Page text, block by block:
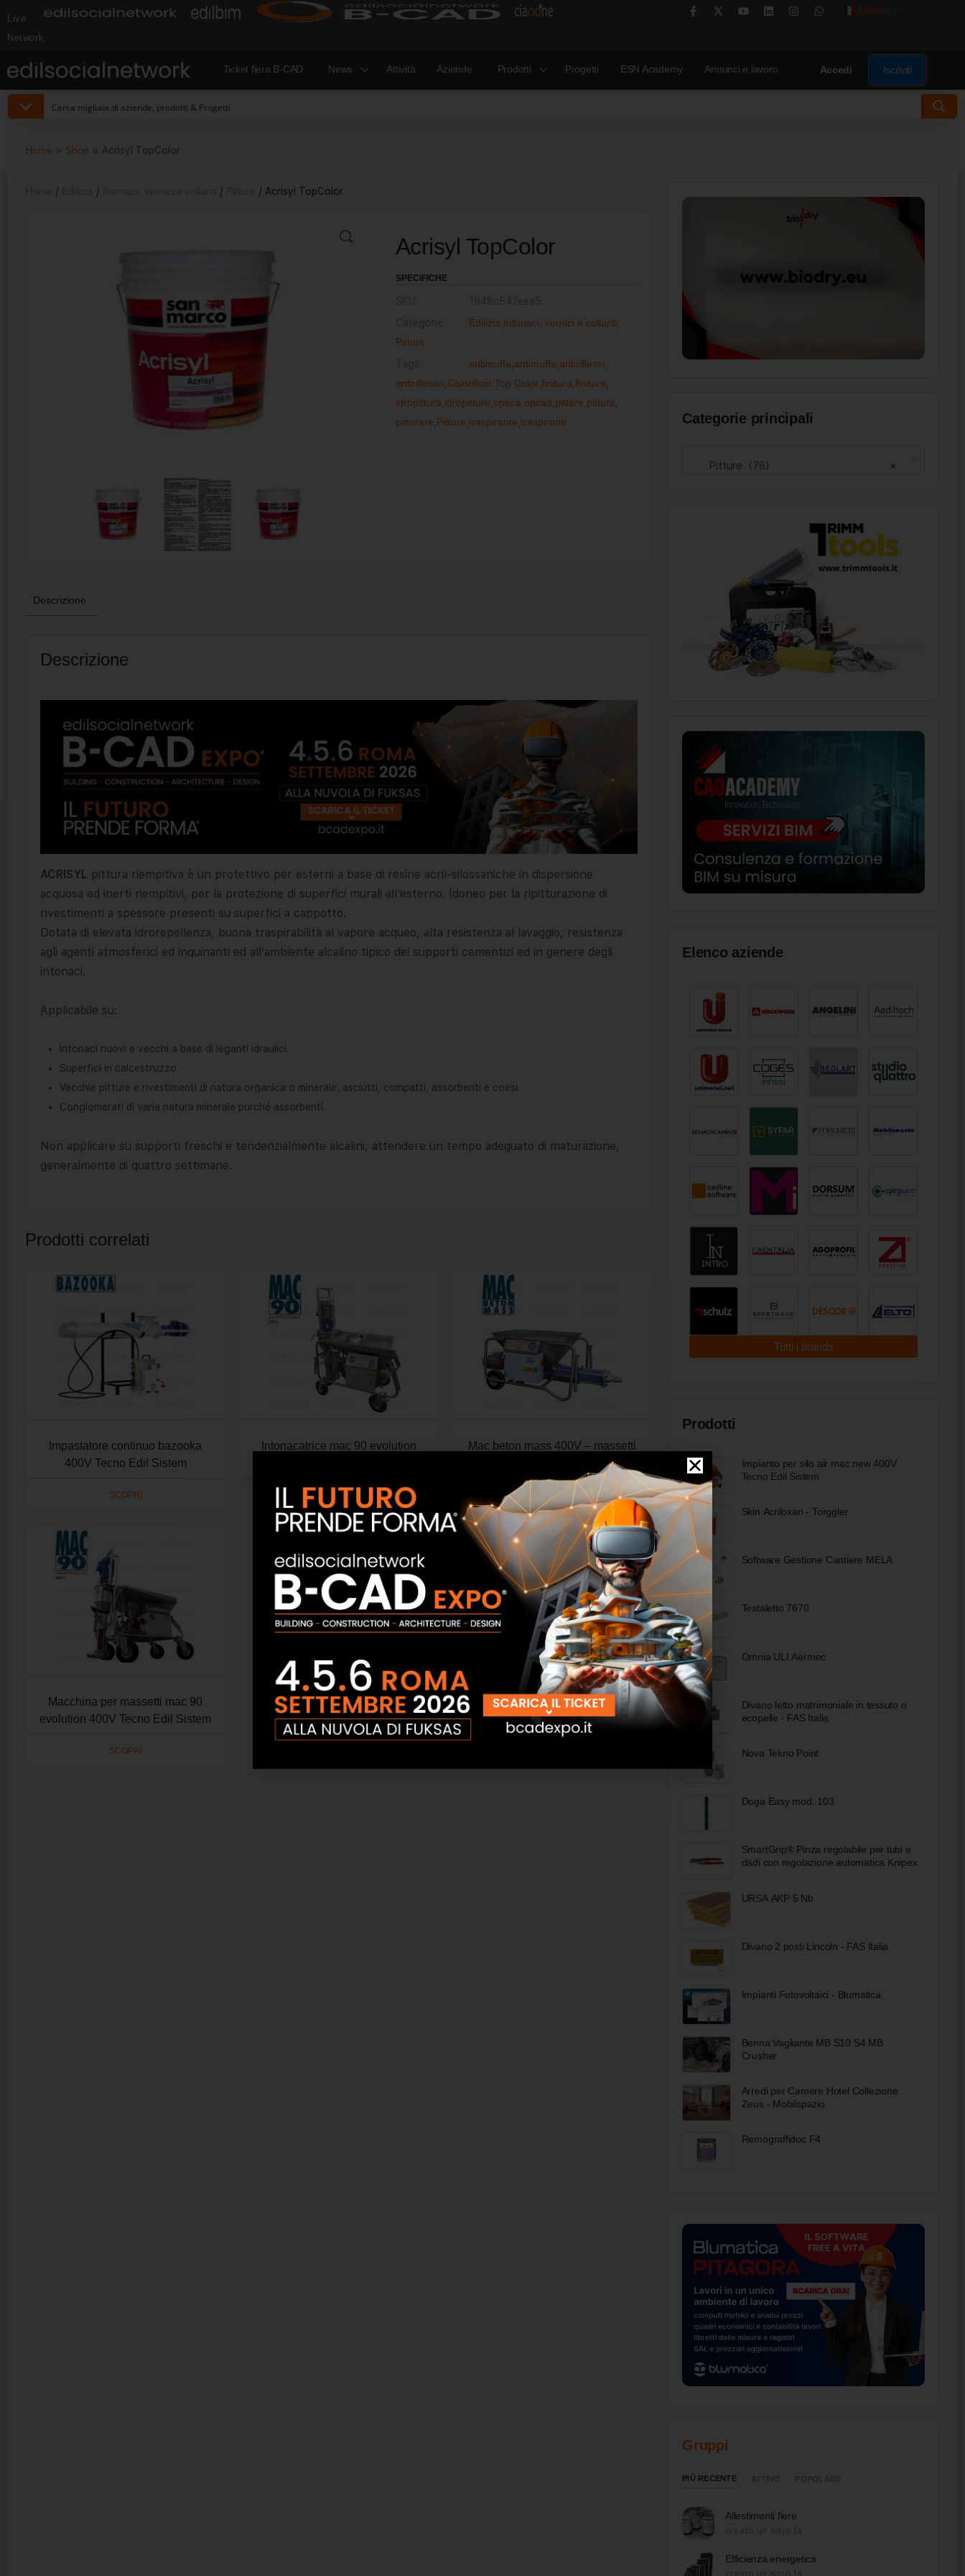
Live
Network
Italiano
Ticket fiera B-CAD News Attività Aziende Prodotti Progetti ESN Academy Annunci e lavoro Accedi Iscriviti
Home » Shop » Acrisyl TopColor
/ / / / Acrisyl TopColor
Acrisyl TopColor
SPECIFICHE
Edilizia Intonaci, vernici e collanti
Pitture
antimuffa antimuffe antiriflessi
antiriflesso Colorificio Top Color finitura finiture
idropittura idropitture opaca opcao pittare pittura
pitturare Pitture traspirante traspiranti
Descrizione
Descrizione
ACRISYL pittura riempitiva è un protettivo per esterni a base di resine acril-silossaniche in dispersione
acquosa ed inerti riempitivi, per la protezione di superfici murali all’esterno. Idoneo per la ripitturazione di
rivestimenti a spessore presenti su superfici a cappotto.
Dotata di elevata idrorepellenza, buona traspirabilità al vapore acqueo, alta resistenza al lavaggio, resistenza
agli agenti atmosferici ed inquinanti ed all’ambiente alcalino tipico dei supporti cementizi ed in genere degli
intonaci.
Applicabile su:
Intonaci nuovi e vecchi a base di leganti idraulici.
Superfici in calcestruzzo.
Vecchie pitture e rivestimenti di natura organica o minerale, asciutti, compatti, assorbenti e coesi.
Conglomerati di varia natura minerale purché assorbenti.
Non applicare su supporti freschi e tendenzialmente alcalini, attendere un tempo adeguato di maturazione,
generalmente di quattro settimane.
Prodotti correlati
Impastatore continuo bazooka
400V Tecno Edil Sistem
SCOPRI
Intonacatrice mac 90 evolution
SCOPRI
Mac beton mass 400V – massetti
SCOPRI
Macchina per massetti mac 90
evolution 400V Tecno Edil Sistem
SCOPRI
Categorie principali
×
Pitture (76)
Elenco aziende
Tutti i brands
Prodotti
Impianto per silo air mac new 400V
Tecno Edil Sistem
Skin Acriloxan - Torggler
Software Gestione Cantiere MELA
Testaletto 7670
Omnia ULI Aermec
Divano letto matrimoniale in tessuto o
ecopelle - FAS Italia
Nova Tekno Point
Doga Easy mod. 103
SmartGrip® Pinza regolabile per tubi e
dadi con regolazione automatica Knipex
URSA AKP 5 Nb
Divano 2 posti Lincoln - FAS Italia
Impianti Fotovoltaici - Blumatica
Benna Vagliante MB S10 S4 MB
Crusher
Arredi per Camere Hotel Collezione
Zeus - Mobilspazio
Remograffidoc F4
Gruppi
PIÙ RECENTE
Allestimenti fiere
Efficienza energetica